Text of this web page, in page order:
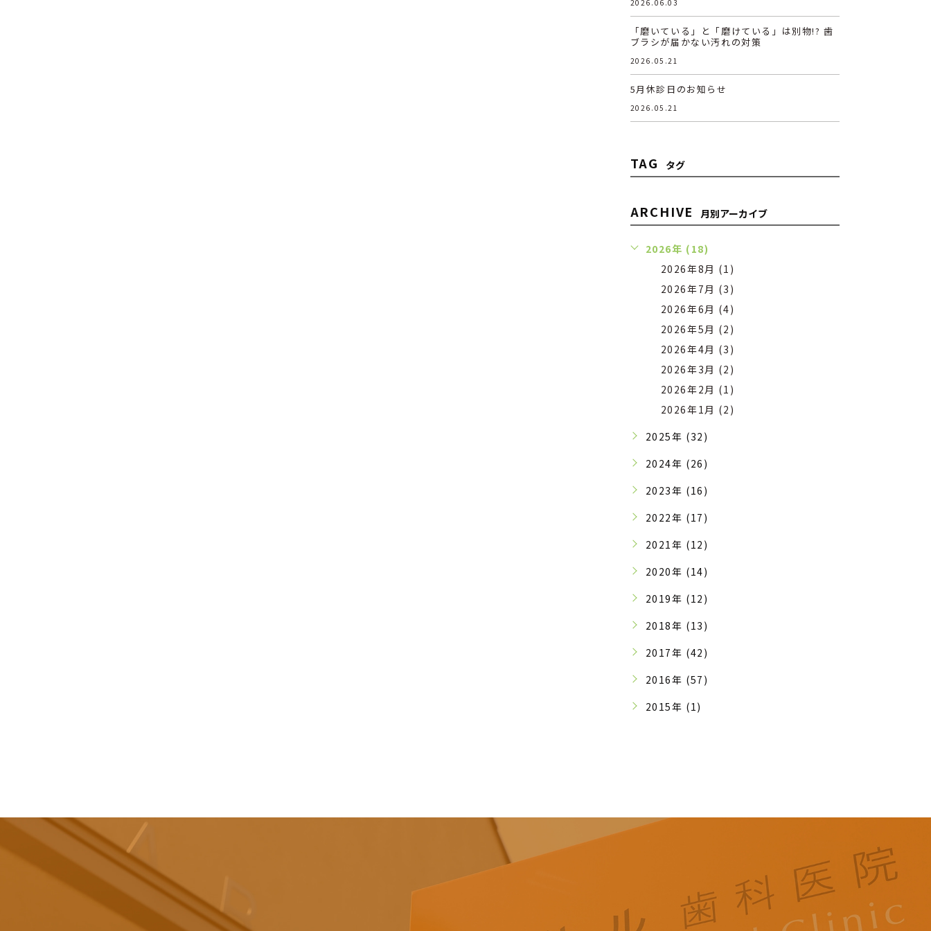
2026.06.03
「磨いている」と「磨けている」は別物!? 歯
ブラシが届かない汚れの対策
2026.05.21
5月休診日のお知らせ
2026.05.21
TAG タグ
ARCHIVE 月別アーカイブ
2026年 (18)
2026年8月 (1)
2026年7月 (3)
2026年6月 (4)
2026年5月 (2)
2026年4月 (3)
2026年3月 (2)
2026年2月 (1)
2026年1月 (2)
2025年 (32)
2024年 (26)
2023年 (16)
2022年 (17)
2021年 (12)
2020年 (14)
2019年 (12)
2018年 (13)
2017年 (42)
2016年 (57)
2015年 (1)